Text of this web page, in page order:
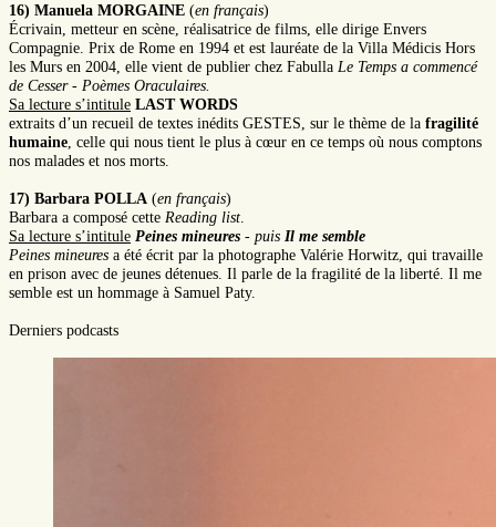
16) Manuela MORGAINE (en français)
Écrivain, metteur en scène, réalisatrice de films, elle dirige Envers
Compagnie. Prix de Rome en 1994 et est lauréate de la Villa Médicis Hors
les Murs en 2004, elle vient de publier chez Fabulla Le Temps a commencé
de Cesser- Poèmes Oraculaires.
Sa lecture s’intitule LAST WORDS
extraits d’un recueil de textes inédits GESTES, sur le thème de la fragilité
humaine , celle qui nous tient le plus à cœur en ce temps où nous comptons
nos malades et nos morts.
17) Barbara POLLA (en français)
Barbara a composé cette Reading list
Sa lecture s’intitule Peines mineures - puis Il me semble
Peines mineures a été écrit par la photographe Valérie Horwitz, qui travaille
en prison avec de jeunes détenues. Il parle de la fragilité de la liberté. Il me
semble est un hommage à Samuel Paty.
Derniers podcasts